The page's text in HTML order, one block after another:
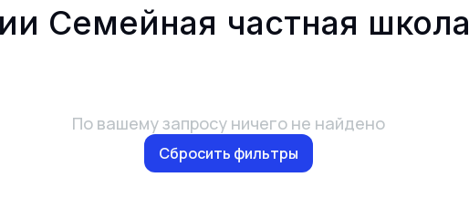
Семейная частная школа
По вашему запросу ничего не найдено
Сбросить фильтры